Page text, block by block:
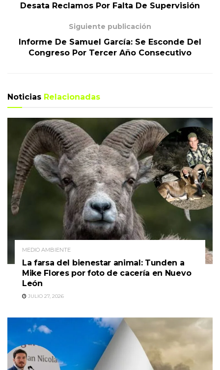
Desata Reclamos Por Falta De Supervisión
Siguiente publicación
Informe De Samuel García: Se Esconde Del
Congreso Por Tercer Año Consecutivo
Noticias Relacionadas
MEDIO AMBIENTE
La farsa del bienestar animal: Tunden a
Mike Flores por foto de cacería en Nuevo
León
JULIO 27, 2026